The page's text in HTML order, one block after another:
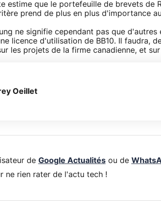
estime que le portefeuille de brevets de
prend de plus en plus d'importance
ne signifie cependant pas que
licence d'utilisation de BB10. Il faudra,
les projets de la firme canadienne, et
Oeillet
de Google Actualitésou de
ne rien rater de l'actu tech !